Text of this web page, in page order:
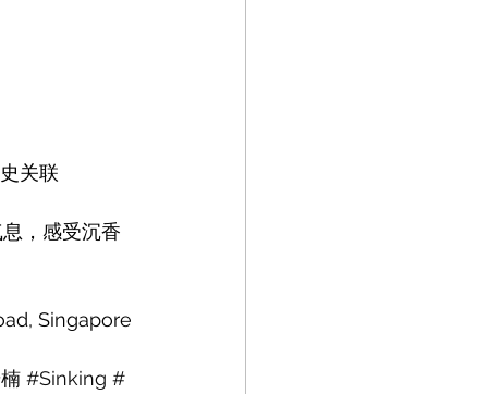
关联
，感受沉香
Singapore
#Sinking #